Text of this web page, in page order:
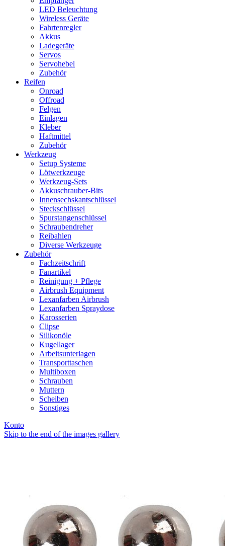
LED Beleuchtung
Wireless Geräte
Fahrtenregler
Akkus
Ladegeräte
Servos
Servohebel
Zubehör
Reifen
Onroad
Offroad
Felgen
Einlagen
Kleber
Haftmittel
Zubehör
Werkzeug
Setup Systeme
Lötwerkzeuge
Werkzeug-Sets
Akkuschrauber-Bits
Innensechskantschlüssel
Steckschlüssel
Spurstangenschlüssel
Schraubendreher
Reibahlen
Diverse Werkzeuge
Zubehör
Fachzeitschrift
Fanartikel
Reinigung + Pflege
Airbrush Equipment
Lexanfarben Airbrush
Lexanfarben Spraydose
Karosserien
Clipse
Silikonöle
Kugellager
Arbeitsunterlagen
Transporttaschen
Multiboxen
Schrauben
Muttern
Scheiben
Sonstiges
Konto
Skip to the end of the images gallery